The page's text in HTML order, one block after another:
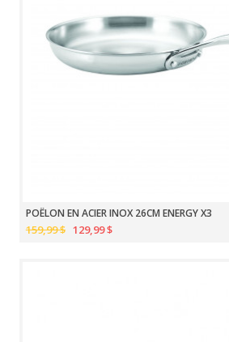
POÊLON EN ACIER INOX 26CM ENERGY X3
159,99 $ 129,99 $